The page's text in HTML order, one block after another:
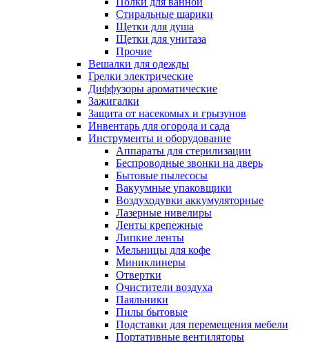
Стиральные шарики
Щетки для душа
Щетки для унитаза
Прочие
Вешалки для одежды
Грелки электрические
Диффузоры ароматические
Зажигалки
Защита от насекомых и грызунов
Инвентарь для огорода и сада
Инструменты и оборудование
Аппараты для стерилизации
Беспроводные звонки на дверь
Бытовые пылесосы
Вакуумные упаковщики
Воздуходувки аккумуляторные
Лазерные нивелиры
Ленты крепежные
Липкие ленты
Мельницы для кофе
Миниклинеры
Отвертки
Очистители воздуха
Паяльники
Пилы бытовые
Подставки для перемещения мебели
Портативные вентиляторы